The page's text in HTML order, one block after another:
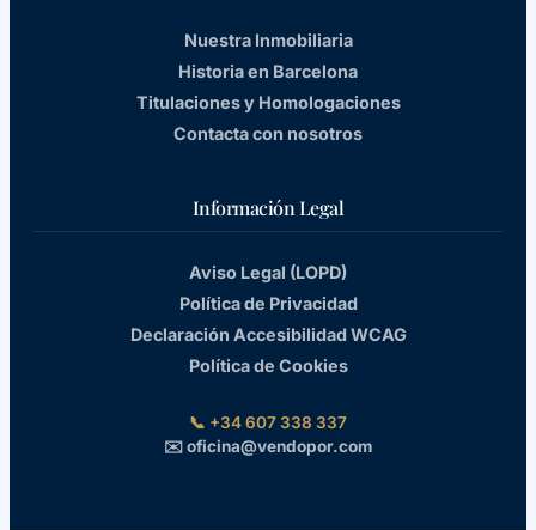
Nuestra Inmobiliaria
Historia en Barcelona
Titulaciones y Homologaciones
Contacta con nosotros
Información Legal
Aviso Legal (LOPD)
Política de Privacidad
Declaración Accesibilidad WCAG
Política de Cookies
📞 +34 607 338 337
✉️ oficina@vendopor.com